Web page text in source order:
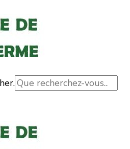
les informations et
tout ce qui est bon